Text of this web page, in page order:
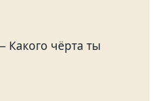
Какого чёрта ты